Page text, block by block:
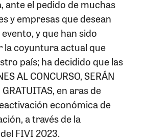
ante el pedido de muchas
y empresas que desean
y que han sido
la coyuntura actual que
país; ha decidido que las
AL CONCURSO, SERÁN
GRATUITAS, en aras de
económica de
a través de la
FIVI 2023.